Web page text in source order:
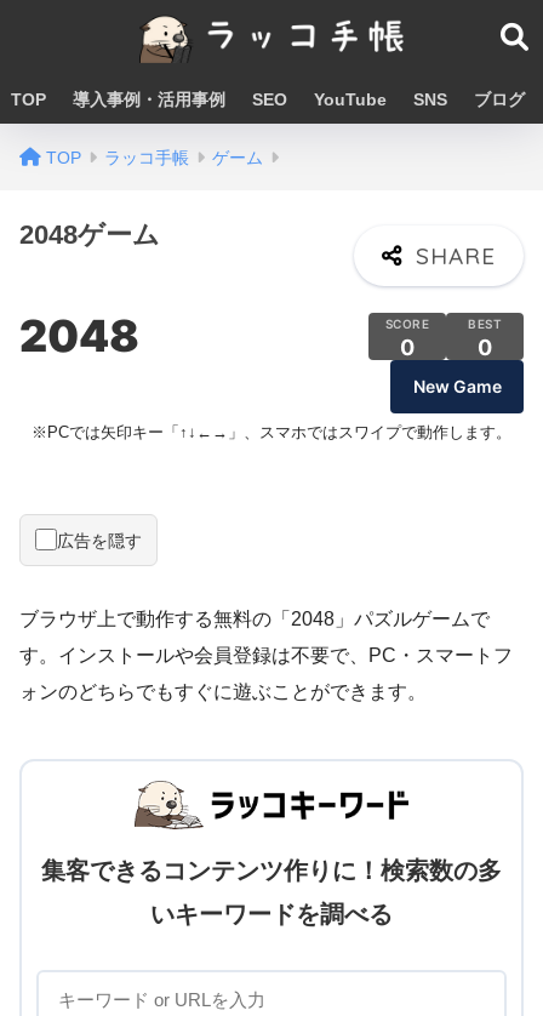
TOP 導入事例・活用事例 SEO YouTube SNS ブログ
TOP ラッコ手帳 ゲーム
2048ゲーム
2048 SCORE
0
BEST
0
New Game
2
※PCでは矢印キー「↑↓←→」、スマホではスワイプで動作します。
広告を隠す
ブラウザ上で動作する無料の「2048」パズルゲームで
す。インストールや会員登録は不要で、PC・スマートフ
ォンのどちらでもすぐに遊ぶことができます。
集客できるコンテンツ作りに！検索数の多
いキーワードを調べる